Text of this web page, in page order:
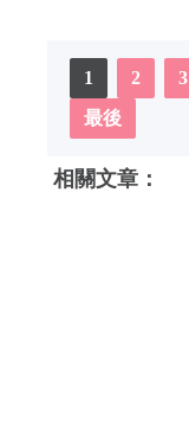
1 2 3
最後
相關文章：